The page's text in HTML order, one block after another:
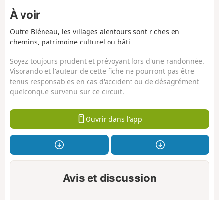
À voir
Outre Bléneau, les villages alentours sont riches en
chemins, patrimoine culturel ou bâti.
Soyez toujours prudent et prévoyant lors d'une randonnée.
Visorando et l'auteur de cette fiche ne pourront pas être
tenus responsables en cas d'accident ou de désagrément
quelconque survenu sur ce circuit.
Ouvrir dans l'app
Avis et discussion